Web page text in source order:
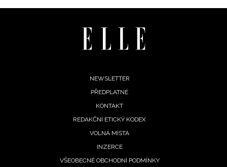
NEWSLETTER
PŘEDPLATNÉ
KONTAKT
REDAKČNÍ ETICKÝ KODEX
VOLNÁ MÍSTA
INZERCE
VŠEOBECNÉ OBCHODNÍ PODMÍNKY